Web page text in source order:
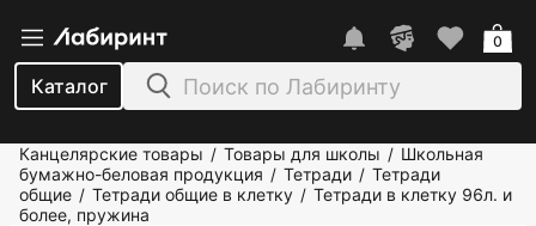
Каталог
0
Канцелярские товары / Товары для школы / Школьная
бумажно-беловая продукция / Тетради / Тетради
общие / Тетради общие в клетку / Тетради в клетку 96л. и
более, пружина